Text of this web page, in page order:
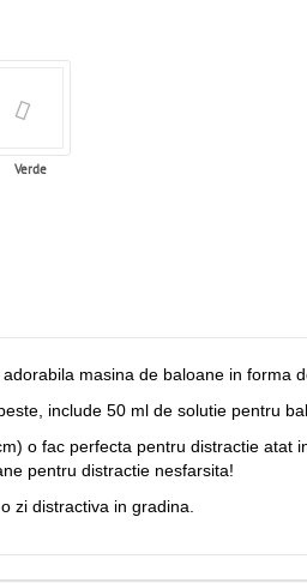
Verde
masina de baloane in forma
include 50 ml de solutie pentru
o fac perfecta pentru distractie
pentru distractie nesfarsita!
zi distractiva in gradina.